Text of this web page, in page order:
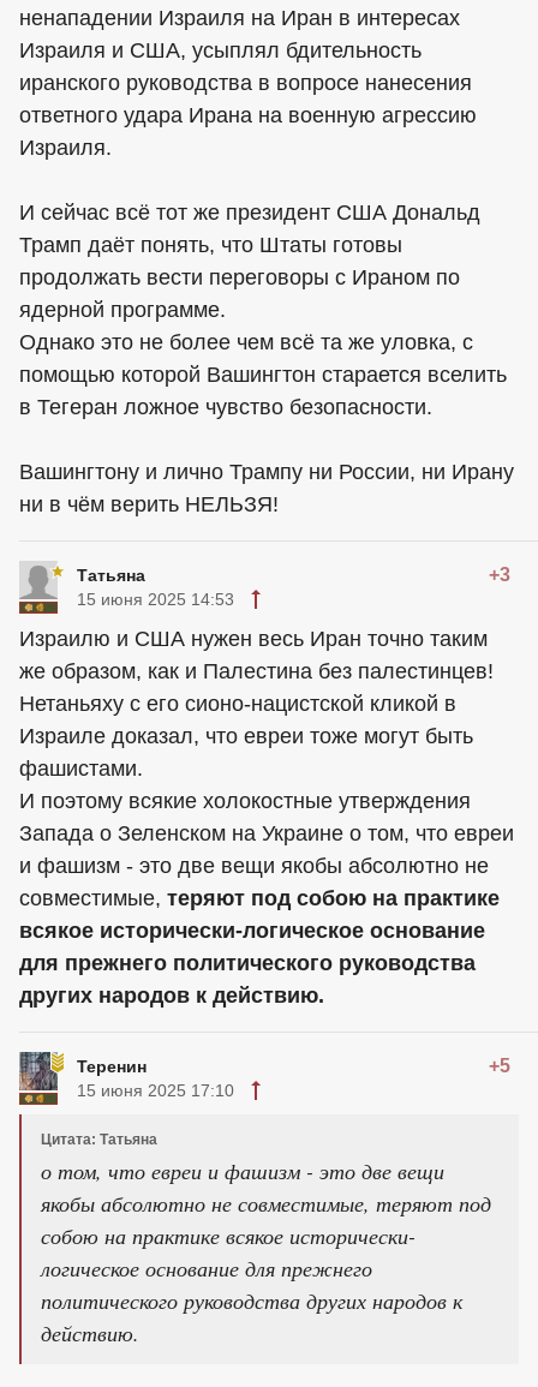
ненападении Израиля на Иран в интересах
Израиля и США, усыплял бдительность
иранского руководства в вопросе нанесения
ответного удара Ирана на военную агрессию
Израиля.
И сейчас всё тот же президент США Дональд
Трамп даёт понять, что Штаты готовы
продолжать вести переговоры с Ираном по
ядерной программе.
Однако это не более чем всё та же уловка, с
помощью которой Вашингтон старается вселить
в Тегеран ложное чувство безопасности.
Вашингтону и лично Трампу ни России, ни Ирану
ни в чём верить НЕЛЬЗЯ!
Татьяна +3
15 июня 2025 14:53
Израилю и США нужен весь Иран точно таким
же образом, как и Палестина без палестинцев!
Нетаньяху с его сионо-нацистской кликой в
Израиле доказал, что евреи тоже могут быть
фашистами.
И поэтому всякие холокостные утверждения
Запада о Зеленском на Украине о том, что евреи
и фашизм - это две вещи якобы абсолютно не
совместимые, теряют под собою на практике
всякое исторически-логическое основание
для прежнего политического руководства
других народов к действию.
Теренин +5
15 июня 2025 17:10
Цитата: Татьяна
о том, что евреи и фашизм - это две вещи
якобы абсолютно не совместимые, теряют под
собою на практике всякое исторически-
логическое основание для прежнего
политического руководства других народов к
действию.